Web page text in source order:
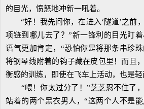
的目光，愤怒地冲新一吼着。
“好！我先问你，在进入‘隧道’之前
项链到哪儿去了？”新一锋利的目光盯着
语气更加肯定，“恐怕你是将那条串珍
将钢琴线附着的钩子藏在皮包里！而且
衡感的训练，即使在飞车上活动，也是轻
“喂！你太过分了！”芝芝忍不住了，
站着的两个黑衣男人，“这两个人不是